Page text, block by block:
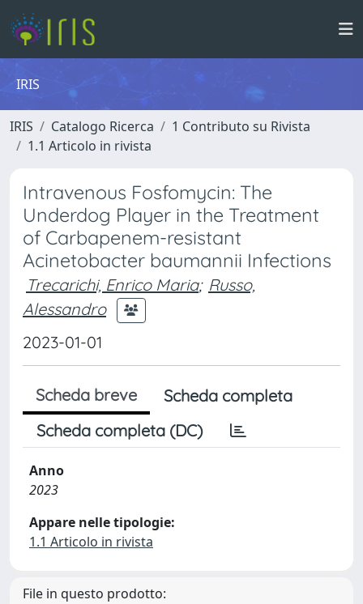
IRIS
IRIS Catalogo Ricerca
1 Contributo su Rivista
1.1 Articolo in rivista
Intravenous Fosfomycin: The
Underdog Player in the Treatment
of Carbapenem-resistant
Acinetobacter baumannii Infections
Trecarichi, Enrico Maria; Russo,
Alessandro
2023-01-01
Scheda breve
Scheda completa
Scheda completa (DC)
Anno
2023
Appare nelle tipologie:
1.1 Articolo in rivista
File in questo prodotto: